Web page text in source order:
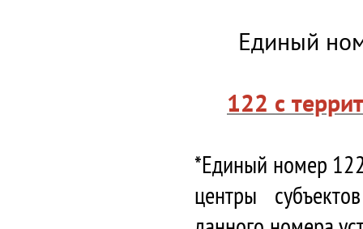
Единый
122 с
*Единый номер
центры